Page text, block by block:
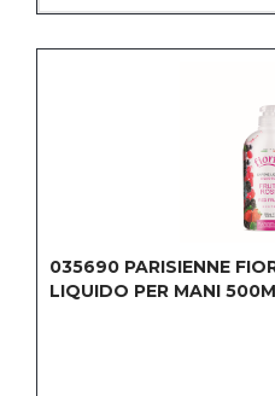
035690 PARISIENNE
LIQUIDO PER MANI